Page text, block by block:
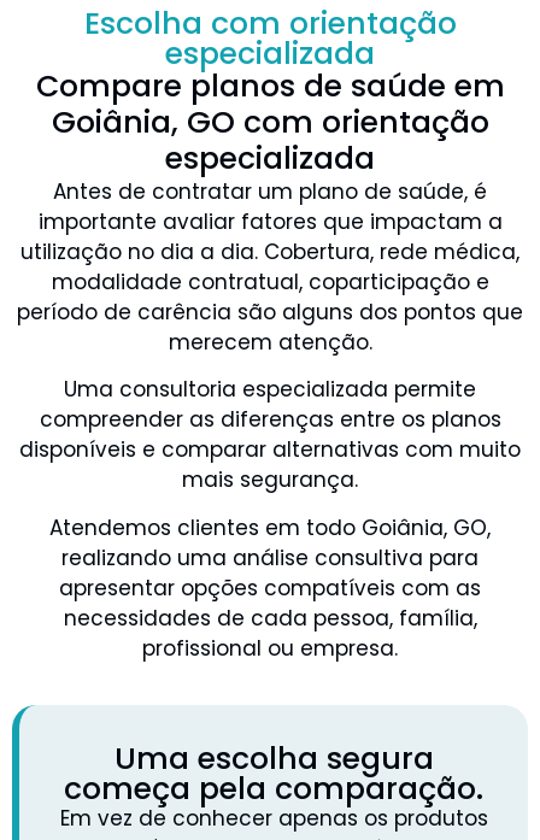
Escolha com orientação
especializada
Compare planos de saúde em
Goiânia, GO com orientação
especializada
Antes de contratar um plano de saúde, é
importante avaliar fatores que impactam a
utilização no dia a dia. Cobertura, rede médica,
modalidade contratual, coparticipação e
período de carência são alguns dos pontos que
merecem atenção.
Uma consultoria especializada permite
compreender as diferenças entre os planos
disponíveis e comparar alternativas com muito
mais segurança.
Atendemos clientes em todo Goiânia, GO,
realizando uma análise consultiva para
apresentar opções compatíveis com as
necessidades de cada pessoa, família,
profissional ou empresa.
Uma escolha segura
começa pela comparação.
Em vez de conhecer apenas os produtos